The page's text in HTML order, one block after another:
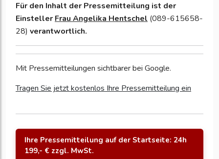
Für den Inhalt der Pressemitteilung ist der
Einsteller Frau Angelika Hentschel (089-615658-
28) verantwortlich.
Mit Pressemitteilungen sichtbarer bei Google.
Tragen Sie jetzt kostenlos Ihre Pressemitteilung ein
Ihre Pressemitteilung auf der Startseite: 24h
199,- € zzgl. MwSt.